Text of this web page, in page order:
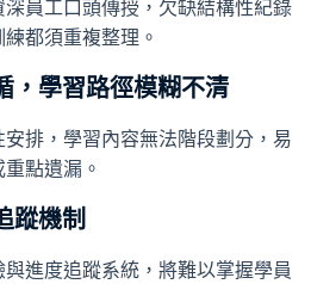
員工口頭傳授，欠缺結構性紀錄
都須重複整理。
，學習路徑模糊不清
排，學習內容無法階段劃分，易
點遺漏。
蹤機制
進度追蹤系統，將難以掌握學員